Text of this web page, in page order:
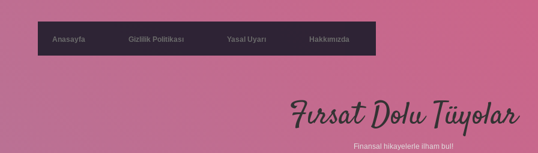
Anasayfa Gizlilik Politikası Yasal Uyarı Hakkımızda
Fırsat Dolu Tüyolar
Finansal hikayelerle ilham bul!